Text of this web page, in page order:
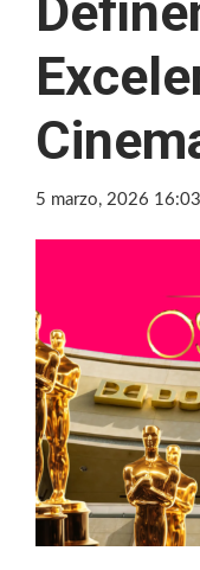
5 marzo, 2026 16:03